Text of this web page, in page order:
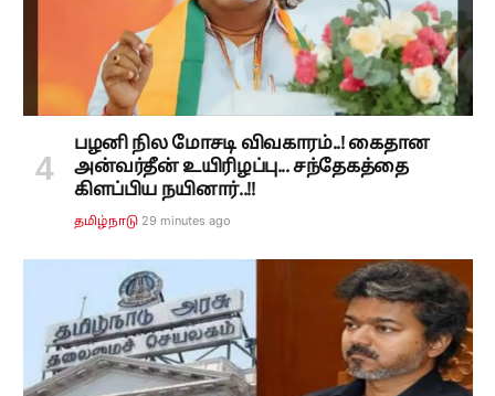
பழனி நில மோசடி விவகாரம்..! கைதான
அன்வர்தீன் உயிரிழப்பு... சந்தேகத்தை
கிளப்பிய நயினார்..!!
தமிழ்நாடு 29 minutes ago